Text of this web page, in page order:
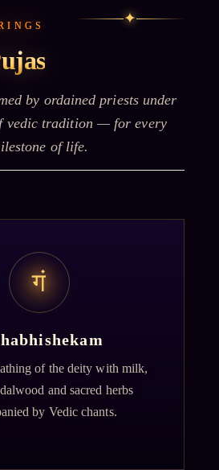
✦
by ordained priests under
vedic tradition — for every
of life.
गं
of the deity with milk,
and sacred herbs
by Vedic chants.